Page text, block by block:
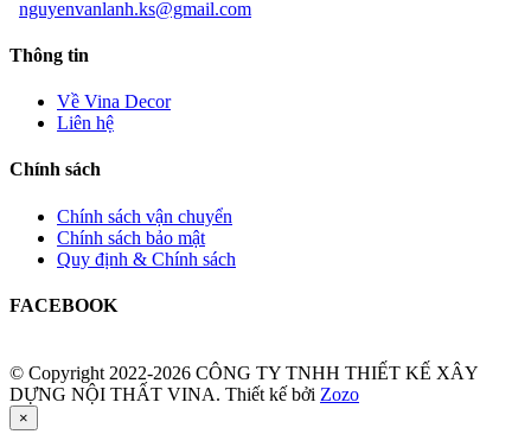
nguyenvanlanh.ks@gmail.com
Thông tin
Về Vina Decor
Liên hệ
Chính sách
Chính sách vận chuyển
Chính sách bảo mật
Quy định & Chính sách
FACEBOOK
© Copyright 2022-2026 CÔNG TY TNHH THIẾT KẾ XÂY
DỰNG NỘI THẤT VINA. Thiết kế bởi Zozo
×